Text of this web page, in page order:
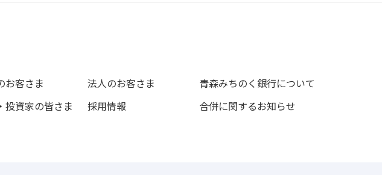
お客さま 法人のお客さま
青森みちのく銀行について
投資家の皆さま
採用情報 合併に関するお知らせ